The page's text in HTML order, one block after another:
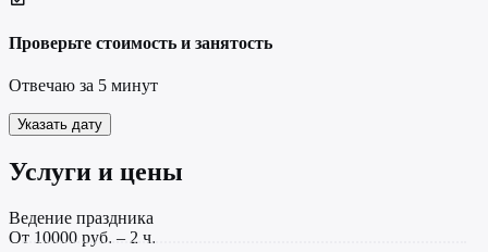
Проверьте стоимость и занятость
Отвечаю за 5 минут
Указать дату
Услуги и цены
Ведение праздника
От 10000 руб. – 2 ч.